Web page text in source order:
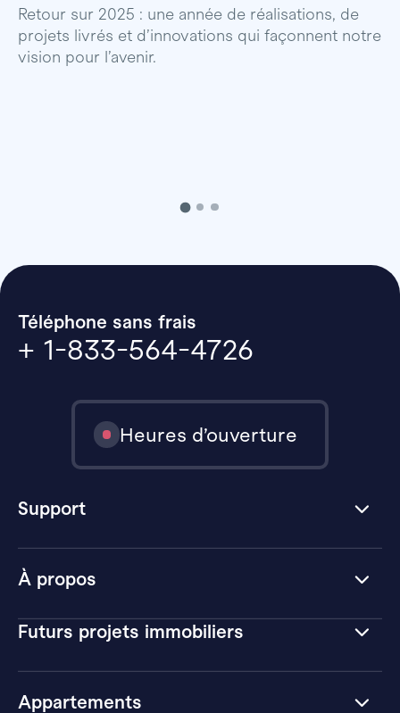
Retour sur 2025 : une année de réalisations, de
projets livrés et d’innovations qui façonnent notre
vision pour l’avenir.
À propos
Futurs projets immobiliers
Appartements
Téléphone sans frais
+ 1-833-564-4726
Heures d’ouverture
Support